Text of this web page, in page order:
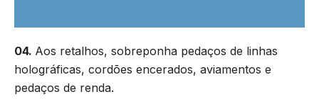
04. Aos retalhos, sobreponha pedaços de linhas
holográficas, cordões encerados, aviamentos e
pedaços de renda.